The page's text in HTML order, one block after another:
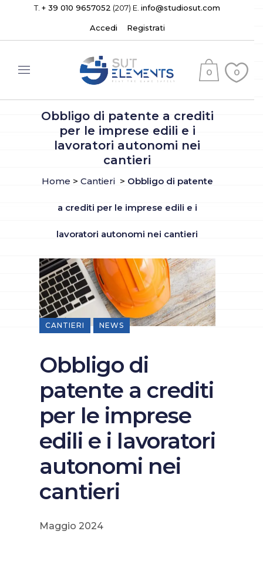
T. + 39 010 9657052 (207) E. info@studiosut.com
Accedi Registrati
0 0
Obbligo di patente a crediti
per le imprese edili e i
lavoratori autonomi nei
cantieri
Home > Cantieri > Obbligo di patente
a crediti per le imprese edili e i
lavoratori autonomi nei cantieri
CANTIERI NEWS
Obbligo di
patente a crediti
per le imprese
edili e i lavoratori
autonomi nei
cantieri
Maggio 2024